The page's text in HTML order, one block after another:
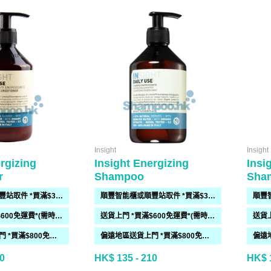
順豐智能櫃或順豐站取件 *買滿$300免運費*
送貨上門 *買滿$600免運費*(需時 2-6過工作天)
偏遠地區送貨上門 *買滿$800免運費*(需時 2-6個工作天)
Insight
Insight Energizing
Shampoo
順豐智能櫃或順豐站取件 *買滿$300免運費*
送貨上門 *買滿$600免運費*(需時 2-6過工作天)
偏遠地區送貨上門 *買滿$800免運費*(需時 2-6個工作天)
HK$ 135 - 210
Insight
HK$